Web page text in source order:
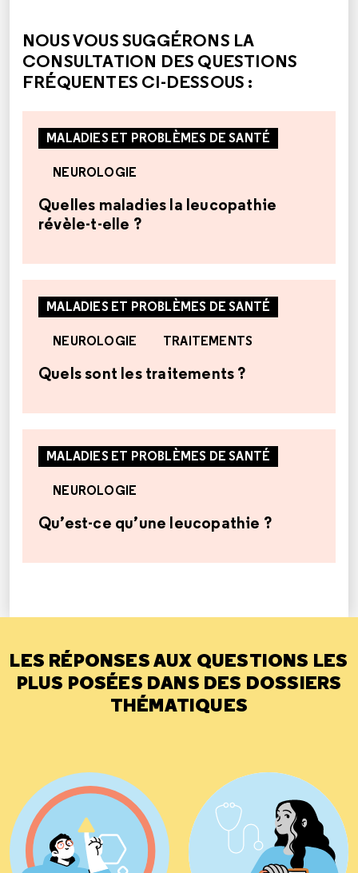
NOUS VOUS SUGGÉRONS LA
CONSULTATION DES QUESTIONS
FRÉQUENTES CI-DESSOUS :
MALADIES ET PROBLÈMES DE SANTÉ
NEUROLOGIE
Quelles maladies la leucopathie
révèle-t-elle ?
MALADIES ET PROBLÈMES DE SANTÉ
NEUROLOGIE TRAITEMENTS
Quels sont les traitements ?
MALADIES ET PROBLÈMES DE SANTÉ
NEUROLOGIE
Qu’est-ce qu’une leucopathie ?
LES RÉPONSES AUX QUESTIONS LES
PLUS POSÉES DANS DES DOSSIERS
THÉMATIQUES